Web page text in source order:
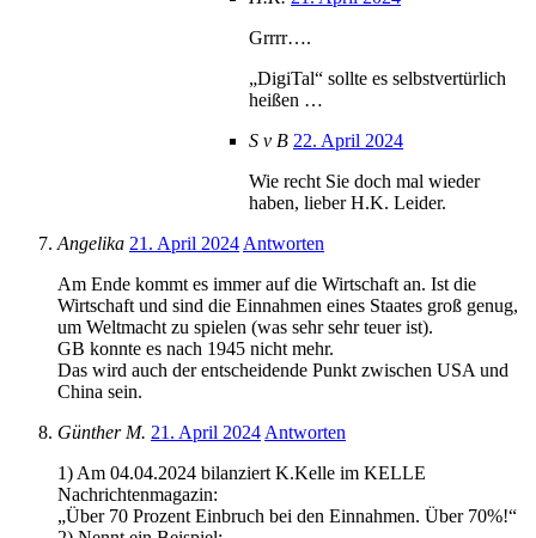
Grrrr….
„DigiTal“ sollte es selbstvertürlich
heißen …
S v B 22. April 2024
Wie recht Sie doch mal wieder
haben, lieber H.K. Leider.
Angelika 21. April 2024Antworten
Am Ende kommt es immer auf die Wirtschaft an. Ist die
Wirtschaft und sind die Einnahmen eines Staates groß genug,
um Weltmacht zu spielen (was sehr sehr teuer ist).
GB konnte es nach 1945 nicht mehr.
Das wird auch der entscheidende Punkt zwischen USA und
China sein.
Günther M. 21. April 2024Antworten
1) Am 04.04.2024 bilanziert K.Kelle im KELLE
Nachrichtenmagazin:
„Über 70 Prozent Einbruch bei den Einnahmen. Über 70%!“